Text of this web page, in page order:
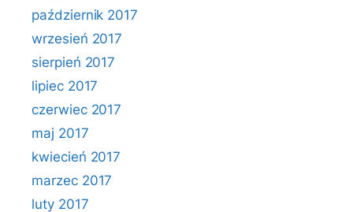
październik 2017
wrzesień 2017
sierpień 2017
lipiec 2017
czerwiec 2017
maj 2017
kwiecień 2017
marzec 2017
luty 2017